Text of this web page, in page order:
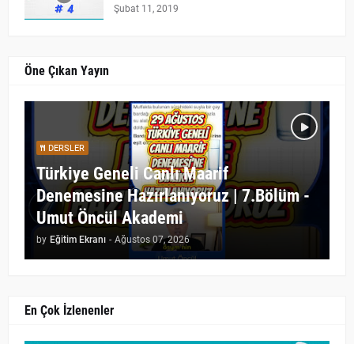
Şubat 11, 2019
Öne Çıkan Yayın
DERSLER
Türkiye Geneli Canlı Maarif
Denemesine Hazırlanıyoruz | 7.Bölüm -
Umut Öncül Akademi
by Eğitim Ekranı - Ağustos 07, 2026
En Çok İzlenenler